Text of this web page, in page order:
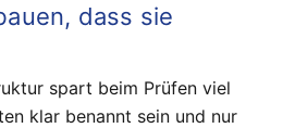
dass sie
spart beim Prüfen viel
klar benannt sein und nur